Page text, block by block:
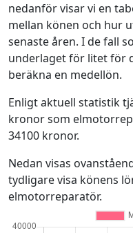
nedanför visar vi en
mellan könen och hur
senaste åren. I de fall
underlaget för litet för
beräkna en medellön.
Enligt aktuell statistik
kronor som
34100 kronor.
Nedan visas
tydligare visa könens
elmotorreparatör.